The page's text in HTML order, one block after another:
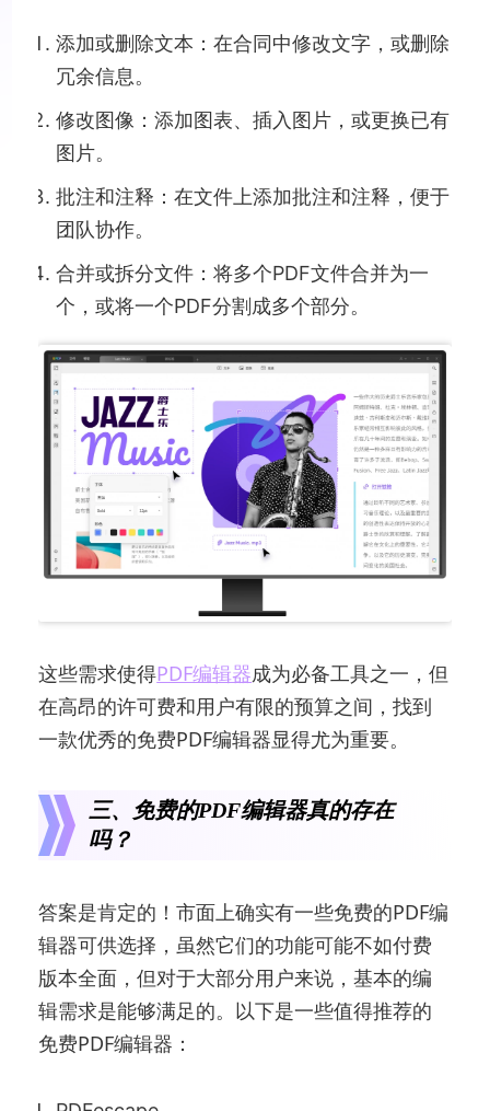
添加或删除文本：在合同中修改文字，或删除
冗余信息。
修改图像：添加图表、插入图片，或更换已有
图片。
批注和注释：在文件上添加批注和注释，便于
团队协作。
合并或拆分文件：将多个PDF文件合并为一
个，或将一个PDF分割成多个部分。
这些需求使得PDF编辑器成为必备工具之一，但
在高昂的许可费和用户有限的预算之间，找到
一款优秀的免费PDF编辑器显得尤为重要。
三、免费的PDF编辑器真的存在
吗？
答案是肯定的！市面上确实有一些免费的PDF编
辑器可供选择，虽然它们的功能可能不如付费
版本全面，但对于大部分用户来说，基本的编
辑需求是能够满足的。以下是一些值得推荐的
免费PDF编辑器：